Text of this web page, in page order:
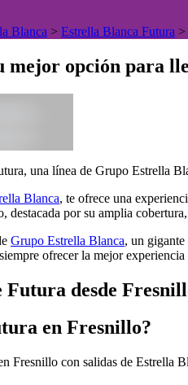
Blanca > Estrella Blanca Futura >
mejor opción para
una línea de Grupo Estrella
Blanca, te ofrece una
destacada por su amplia
Grupo Estrella Blanca, un
ofrecer la mejor
desde
en Fresnillo?
Fresnillo con salidas de